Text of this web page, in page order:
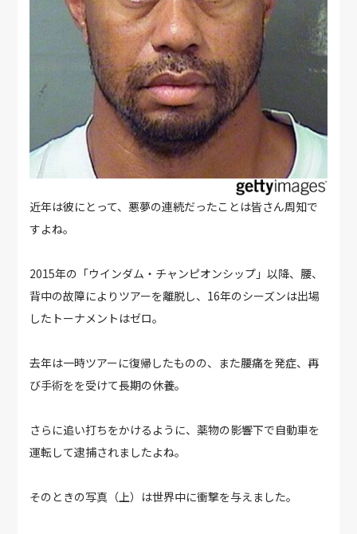
近年は彼にとって、悪夢の連続だったことは皆さん周知で
すよね。
2015年の「ウインダム・チャンピオンシップ」以降、腰、
背中の故障によりツアーを離脱し、16年のシーズンは出場
したトーナメントはゼロ。
去年は一時ツアーに復帰したものの、また腰痛を発症、再
び手術をを受けて長期の休養。
さらに追い打ちをかけるように、薬物の影響下で自動車を
運転して逮捕されましたよね。
そのときの写真（上）は世界中に衝撃を与えました。